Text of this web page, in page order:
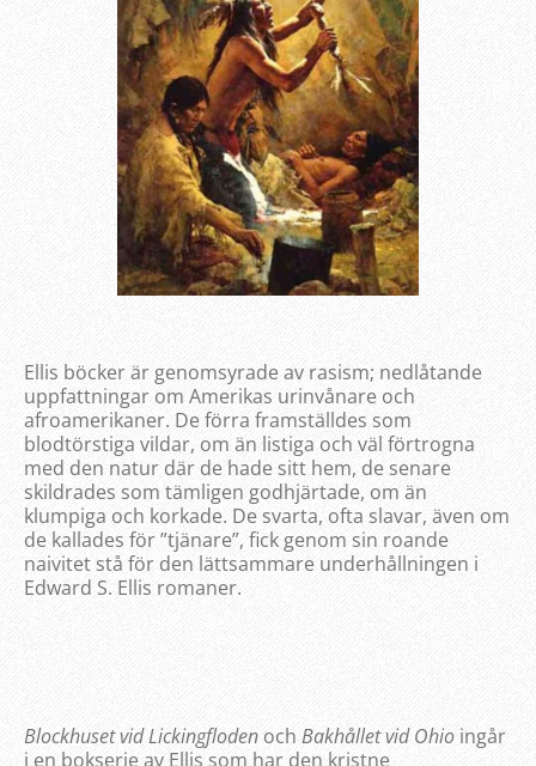
Ellis böcker är genomsyrade av rasism; nedlåtande
uppfattningar om Amerikas urinvånare och
afroamerikaner. De förra framställdes som
blodtörstiga vildar, om än listiga och väl förtrogna
med den natur där de hade sitt hem, de senare
skildrades som tämligen godhjärtade, om än
klumpiga och korkade. De svarta, ofta slavar, även om
de kallades för ”tjänare”, fick genom sin roande
naivitet stå för den lättsammare underhållningen i
Edward S. Ellis romaner.
Blockhuset vid Lickingfloden och Bakhållet vid Ohio ingår
i en bokserie av Ellis som har den kristne